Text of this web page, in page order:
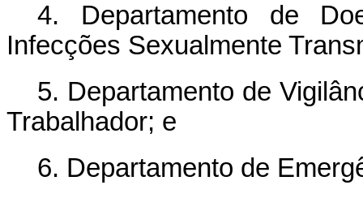
4. Departamento de
Infecções Sexualmente
5. Departamento de
Trabalhador; e
6. Departamento de